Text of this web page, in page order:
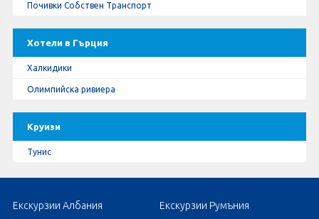
Почивки Собствен Транспорт
Хотели в Гърция
Халкидики
Олимпийска ривиера
Круизи
Тунис
Екскурзии Албания
Екскурзии Румъния